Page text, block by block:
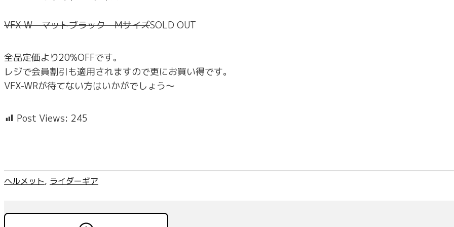
VFX-W マットブラック MサイズSOLD OUT
全品定価より20%OFFです。
レジで会員割引も適用されますので更にお買い得です。
VFX-WRが待てない方はいかがでしょう～
Post Views: 245
ヘルメット, ライダーギア